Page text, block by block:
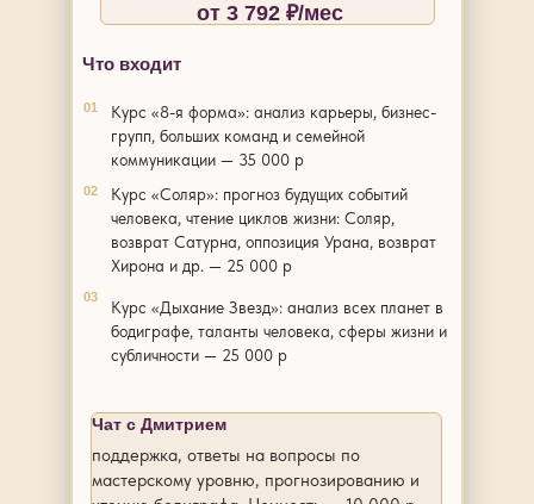
от 3 792 ₽/мес
Что входит
01
Курс «8-я форма»: анализ карьеры, бизнес-
групп, больших команд и семейной
коммуникации — 35 000 р
02
Курс «Соляр»: прогноз будущих событий
человека, чтение циклов жизни: Соляр,
возврат Сатурна, оппозиция Урана, возврат
Хирона и др. — 25 000 р
03
Курс «Дыхание Звезд»: анализ всех планет в
бодиграфе, таланты человека, сферы жизни и
субличности — 25 000 р
Чат с Дмитрием
поддержка, ответы на вопросы по
мастерскому уровню, прогнозированию и